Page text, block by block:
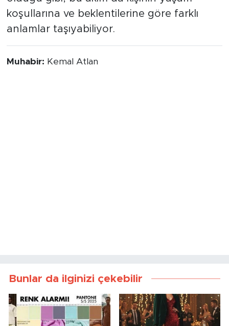
koşullarına ve beklentilerine göre farklı
anlamlar taşıyabiliyor.
Muhabir: Kemal Atlan
Bunlar da ilginizi çekebilir